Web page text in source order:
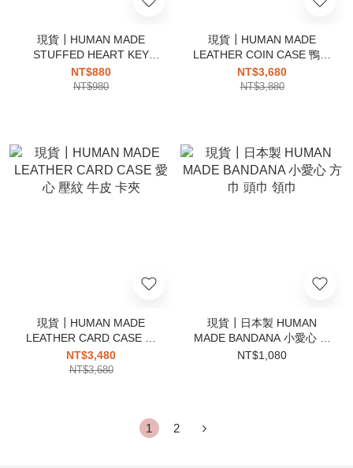
現貨┃HUMAN MADE
STUFFED HEART KEY
CHARM 彩色 愛心 鑰匙圈
吊飾
NT$880
NT$980
現貨┃HUMAN MADE
LEATHER COIN CASE 鴨子
壓紋 牛皮 拉鍊 零錢包
NT$3,680
NT$3,880
現貨┃HUMAN MADE
LEATHER CARD CASE 愛
心 壓紋 牛皮 卡夾
NT$3,480
NT$3,680
現貨┃日本製 HUMAN
MADE BANDANA 小愛心 方
巾 頭巾 領巾
NT$1,080
1 2